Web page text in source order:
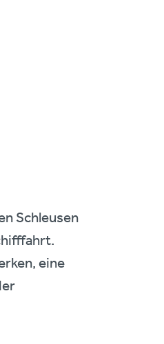
Schleusen
eine